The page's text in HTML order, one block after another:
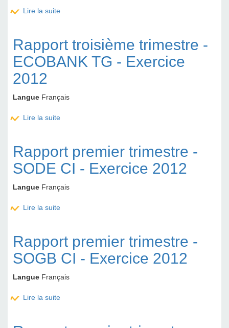
Lire la suite
Rapport troisième trimestre -
ECOBANK TG - Exercice
2012
Langue Français
Lire la suite
Rapport premier trimestre -
SODE CI - Exercice 2012
Langue Français
Lire la suite
Rapport premier trimestre -
SOGB CI - Exercice 2012
Langue Français
Lire la suite